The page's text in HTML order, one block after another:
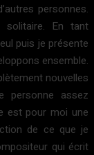
personnes.
En tant
puis je présente
ensemble.
nouvelles
personne assez
est pour moi une
de ce que je
qui écrit